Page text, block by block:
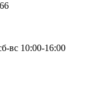
вс 10:00-16:00